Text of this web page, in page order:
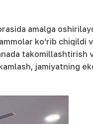
amalga
ko‘rib chiqildi
takomillashtirish
jamiyatning